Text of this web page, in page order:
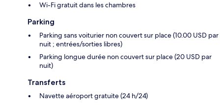
Wi-Fi gratuit dans les chambres
Parking
Parking sans voiturier non couvert sur place (10.00 USD par
nuit ; entrées/sorties libres)
Parking longue durée non couvert sur place (20 USD par
nuit)
Transferts
Navette aéroport gratuite (24 h/24)